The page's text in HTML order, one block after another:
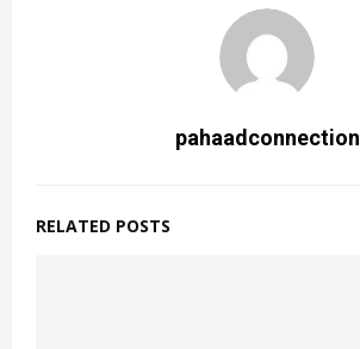
pahaadconnection
RELATED POSTS